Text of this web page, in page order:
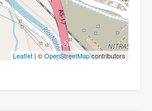
Leaflet | ©OpenStreetMapcontributors